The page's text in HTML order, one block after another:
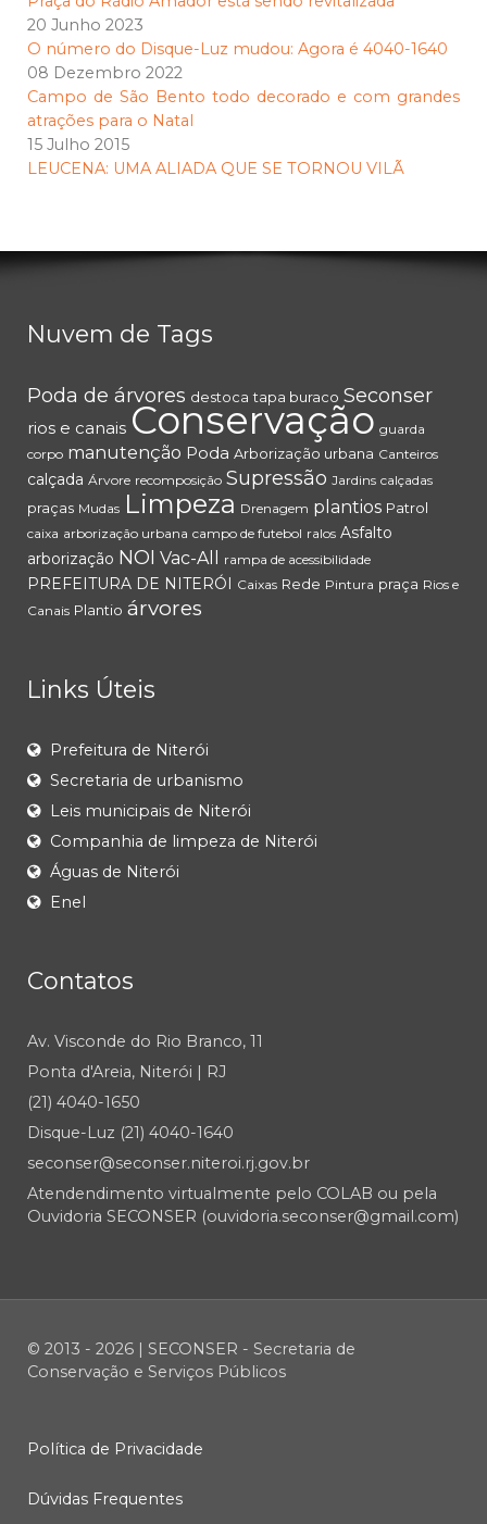
20 Junho 2023
O número do Disque-Luz mudou: Agora é 4040-1640
08 Dezembro 2022
Campo de São Bento todo decorado e com grandes
atrações para o Natal
15 Julho 2015
LEUCENA: UMA ALIADA QUE SE TORNOU VILÃ
Nuvem de Tags
Poda de árvores destoca tapa buraco Seconser
rios e canais Conservação guarda
corpo manutenção Poda Arborização urbana Canteiros
calçada Árvore recomposição Supressão Jardins calçadas
praças Mudas Limpeza Drenagem plantios Patrol
caixa arborização urbana campo de futebol ralos Asfalto
arborização NOI Vac-All rampa de acessibilidade
PREFEITURA DE NITERÓI Caixas Rede Pintura praça Rios e
Canais Plantio árvores
Links Úteis
Prefeitura de Niterói
Secretaria de urbanismo
Leis municipais de Niterói
Companhia de limpeza de Niterói
Águas de Niterói
Enel
Contatos
Av. Visconde do Rio Branco, 11
Ponta d'Areia, Niterói | RJ
(21) 4040-1650
Disque-Luz (21) 4040-1640
seconser@seconser.niteroi.rj.gov.br
Atendendimento virtualmente pelo COLAB ou pela
Ouvidoria SECONSER (ouvidoria.seconser@gmail.com)
© 2013 - 2026 | SECONSER - Secretaria de
Conservação e Serviços Públicos
Política de Privacidade
Dúvidas Frequentes